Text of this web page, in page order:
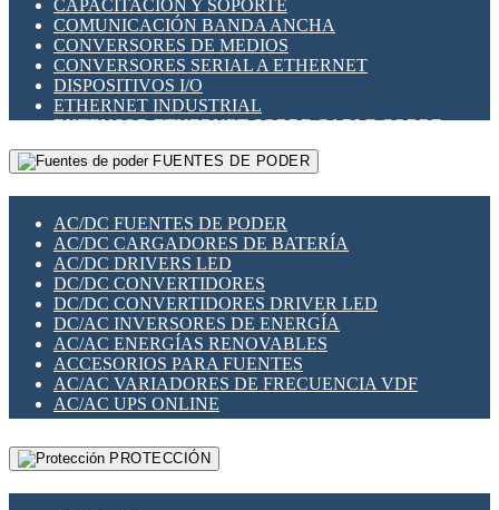
SECCIONADORES - INTERRUPTORES
MAQUINARIA
OTROS RELÉS
PROTECCIÓN TÉRMICA
RELÉS AUTOMOTRICES
RELÉS DE SEÑAL
RELÉS DE ESTADO SÓLIDO SSR
RELÉS INDUSTRIALES
RELÉS MINIATURA DE POTENCIA
SENSORES MAGNÉTICOS
SWITCH Y MICROSWITCH
TARJETAS PI
UNIÓN Y DERIVACIÓN DE CABLE
CAPACITACIÓN Y SOPORTE
COMUNICACIÓN BANDA ANCHA
CONVERSORES DE MEDIOS
CONVERSORES SERIAL A ETHERNET
DISPOSITIVOS I/O
ETHERNET INDUSTRIAL
EXTENSOR ETHERNET SOBRE CABLE COBRE
GATEWAY LORAWAN
GESTIÓN DE REDES
PLACAS MODULARES IOT
SWITCHES Y REDES WIFI
SOLUCIONES IOT
SOLUCIONES LORAWAN
SOLUCIONES RED CELULAR
SEGURIDAD PARA REDES
SWITCHES LAN
TELEFONÍA IP (VOIP)
VIGILANCIA IP (CCTV)
MESHTASTIC
FUENTES DE PODER
AC/DC FUENTES DE PODER
AC/DC CARGADORES DE BATERÍA
AC/DC DRIVERS LED
DC/DC CONVERTIDORES
DC/DC CONVERTIDORES DRIVER LED
DC/AC INVERSORES DE ENERGÍA
AC/AC ENERGÍAS RENOVABLES
ACCESORIOS PARA FUENTES
AC/AC VARIADORES DE FRECUENCIA VDF
AC/AC UPS ONLINE
PROTECCIÓN